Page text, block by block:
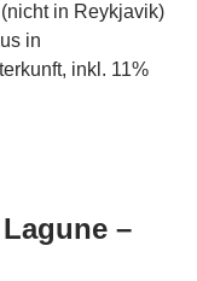
in Reykjavik)
in
inkl. 11%
–